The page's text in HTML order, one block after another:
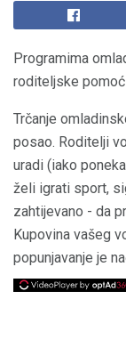
Programima
roditeljske
Trčanje
posao. Roditelji
uradi (iako
želi igrati sport,
zahtijevano - da
Kupovina vašeg
popunjavanje je